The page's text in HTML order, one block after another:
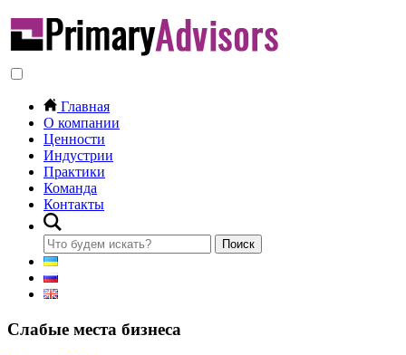
Главная
О компании
Ценности
Индустрии
Практики
Команда
Контакты
Слабые места бизнеса